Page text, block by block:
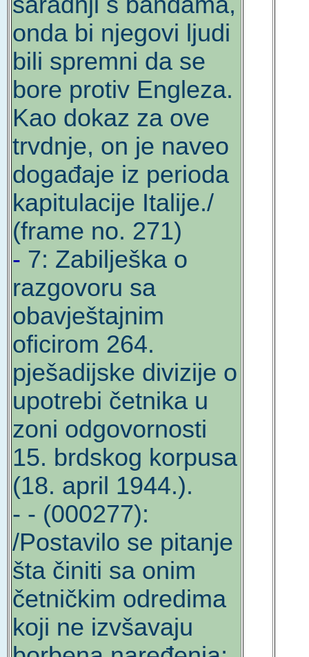
onda bi njegovi ljudi
bili spremni da se
bore protiv Engleza.
Kao dokaz za ove
trvdnje, on je naveo
događaje iz perioda
kapitulacije Italije./
(frame no. 271)
- 7: Zabilješka o
razgovoru sa
obavještajnim
oficirom 264.
pješadijske divizije o
upotrebi četnika u
zoni odgovornosti
15. brdskog korpusa
(18. april 1944.).
- - (000277):
/Postavilo se pitanje
šta činiti sa onim
četničkim odredima
koji ne izvšavaju